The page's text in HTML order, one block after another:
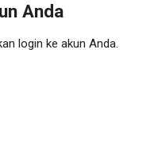
Anda
login ke akun Anda.